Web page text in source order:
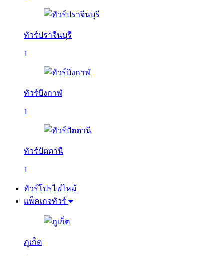
ทัวร์ปราจีนบุรี
1
ทัวร์บึงกาฬ
1
ทัวร์ปัตตานี
1
ทัวร์โปรไฟไหม้
แพ็คเกจทัวร์
ภูเก็ต